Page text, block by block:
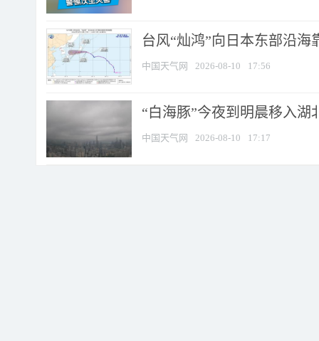
台风“灿鸿”向日本东部沿海
中国天气网 2026-08-10 17:56
“白海豚”今夜到明晨移入湖
中国天气网 2026-08-10 17:17